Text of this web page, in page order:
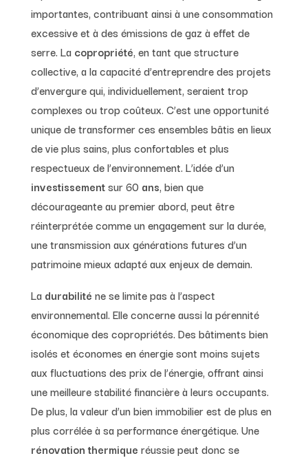
importantes, contribuant ainsi à une consommation
excessive et à des émissions de gaz à effet de
serre. La copropriété, en tant que structure
collective, a la capacité d’entreprendre des projets
d’envergure qui, individuellement, seraient trop
complexes ou trop coûteux. C’est une opportunité
unique de transformer ces ensembles bâtis en lieux
de vie plus sains, plus confortables et plus
respectueux de l’environnement. L’idée d’un
investissementsur 60 ans, bien que
décourageante au premier abord, peut être
réinterprétée comme un engagement sur la durée,
une transmission aux générations futures d’un
patrimoine mieux adapté aux enjeux de demain.
La durabilité ne se limite pas à l’aspect
environnemental. Elle concerne aussi la pérennité
économique des copropriétés. Des bâtiments bien
isolés et économes en énergie sont moins sujets
aux fluctuations des prix de l’énergie, offrant ainsi
une meilleure stabilité financière à leurs occupants.
De plus, la valeur d’un bien immobilier est de plus en
plus corrélée à sa performance énergétique. Une
rénovation thermique réussie peut donc se